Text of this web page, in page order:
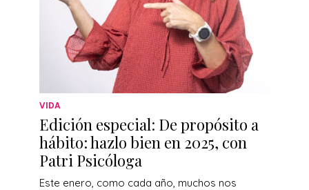
VIDA
Edición especial: De propósito a
hábito: hazlo bien en 2025, con
Patri Psicóloga
Este enero, como cada año, muchos nos